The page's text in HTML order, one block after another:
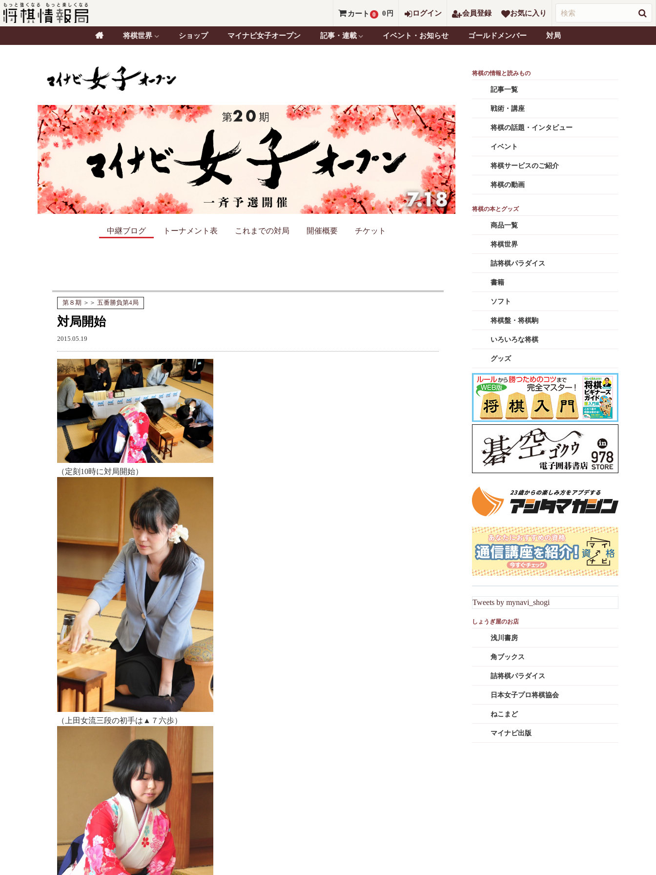
カート 0 0 円 ログイン 会員登録 お気に入り
将棋世界 ショップ マイナビ女子オープン 記事・連載 イベント・お知らせ ゴールドメンバー 対局
中継ブログ トーナメント表 これまでの対局 開催概要 チケット
第８期 ＞＞ 五番勝負第4局
対局開始
2015.05.19
（定刻10時に対局開始）
（上田女流三段の初手は▲７六歩）
記事一覧
戦術・講座
将棋の話題・インタビュー
イベント
将棋サービスのご紹介
将棋の動画
商品一覧
将棋世界
詰将棋パラダイス
書籍
ソフト
将棋盤・将棋駒
いろいろな将棋
グッズ
Tweets by mynavi_shogi
浅川書房
角ブックス
詰将棋パラダイス
日本女子プロ将棋協会
ねこまど
マイナビ出版